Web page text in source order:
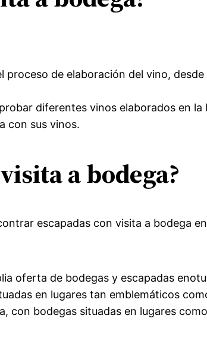
de elaboración del vino, desde
diferentes vinos elaborados en la
con sus vinos.
a bodega?
escapadas con visita a bodega
oferta de bodegas y escapadas
en lugares tan emblemáticos
bodegas situadas en lugares